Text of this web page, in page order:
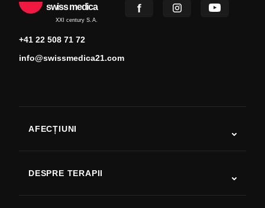
swiss medica
XXI century S.A.
+41 22 508 71 72
info@swissmedica21.com
AFECȚIUNI
DESPRE TERAPII